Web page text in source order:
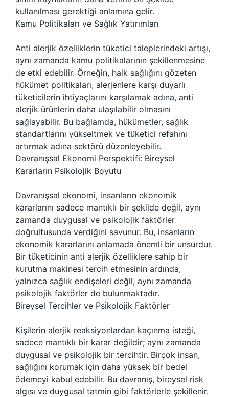
kullanılması gerektiği anlamına gelir.
Kamu Politikaları ve Sağlık Yatırımları
Anti alerjik özelliklerin tüketici taleplerindeki artışı,
aynı zamanda kamu politikalarının şekillenmesine
de etki edebilir. Örneğin, halk sağlığını gözeten
hükümet politikaları, alerjenlere karşı duyarlı
tüketicilerin ihtiyaçlarını karşılamak adına, anti
alerjik ürünlerin daha ulaşılabilir olmasını
sağlayabilir. Bu bağlamda, hükümetler, sağlık
standartlarını yükseltmek ve tüketici refahını
artırmak adına sektörü düzenleyebilir.
Davranışsal Ekonomi Perspektifi: Bireysel
Kararların Psikolojik Boyutu
Davranışsal ekonomi, insanların ekonomik
kararlarını sadece mantıklı bir şekilde değil, aynı
zamanda duygusal ve psikolojik faktörler
doğrultusunda verdiğini savunur. Bu, insanların
ekonomik kararlarını anlamada önemli bir unsurdur.
Bir tüketicinin anti alerjik özelliklere sahip bir
kurutma makinesi tercih etmesinin ardında,
yalnızca sağlık endişeleri değil, aynı zamanda
psikolojik faktörler de bulunmaktadır.
Bireysel Tercihler ve Psikolojik Faktörler
Kişilerin alerjik reaksiyonlardan kaçınma isteği,
sadece mantıklı bir karar değildir; aynı zamanda
duygusal ve psikolojik bir tercihtir. Birçok insan,
sağlığını korumak için daha yüksek bir bedel
ödemeyi kabul edebilir. Bu davranış, bireysel risk
algısı ve duygusal tatmin gibi faktörlerle şekillenir.